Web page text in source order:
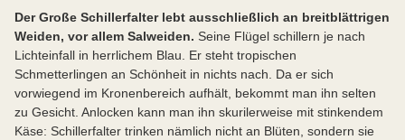
Der Große Schillerfalter lebt ausschließlich an breitblättrigen
Weiden, vor allem Salweiden. Seine Flügel schillern je nach
Lichteinfall in herrlichem Blau. Er steht tropischen
Schmetterlingen an Schönheit in nichts nach. Da er sich
vorwiegend im Kronenbereich aufhält, bekommt man ihn selten
zu Gesicht. Anlocken kann man ihn skurilerweise mit stinkendem
Käse: Schillerfalter trinken nämlich nicht an Blüten, sondern sie